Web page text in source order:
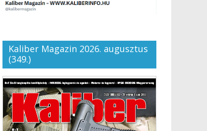
Kaliber Magazin 2026. augusztus
(349.)